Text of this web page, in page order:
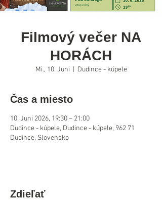
Filmový večer NA
HORÁCH
Mi., 10. Juni Dudince - kúpele
Čas a miesto
10. Juni 2026, 19:30 – 21:00
Dudince - kúpele, Dudince - kúpele, 962 71
Dudince, Slovensko
Zdieľať